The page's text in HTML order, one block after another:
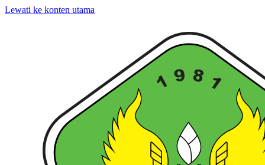
Lewati ke konten utama